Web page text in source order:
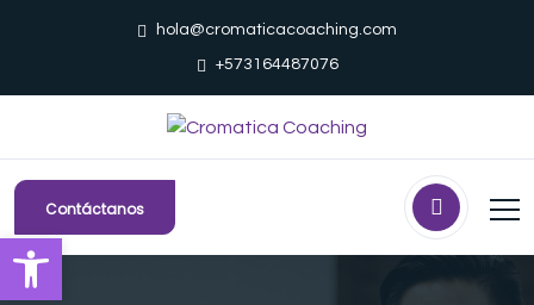
hola@cromaticacoaching.com
+573164487076
Contáctanos
Abrir barra de herramientas